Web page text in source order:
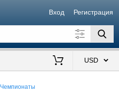
Вход Регистрация
Чемпионаты